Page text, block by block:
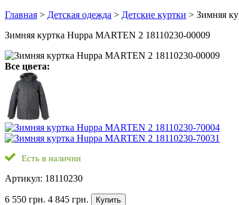
Главная > Детская одежда > Детские куртки > Зимняя
Зимняя куртка Huppa MARTEN 2 18110230-00009
Все цвета:
Есть в наличии
Артикул: 18110230
6 550 грн. 4 845 грн.
Купить